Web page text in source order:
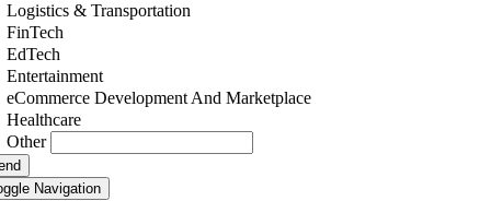
Logistics & Transportation
FinTech
EdTech
Entertainment
eCommerce Development And Marketplace
Healthcare
Other
Navigation